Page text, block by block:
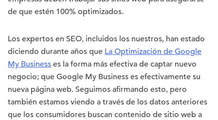
de que estén 100% optimizados.
Los expertos en SEO, incluidos los nuestros, han estado
diciendo durante años que La Optimización de Google
My Business es la forma más efectiva de captar nuevo
negocio; que Google My Business es efectivamente su
nueva página web. Seguimos afirmando esto, pero
también estamos viendo a través de los datos anteriores
que los consumidores buscan contenido de sitio web a